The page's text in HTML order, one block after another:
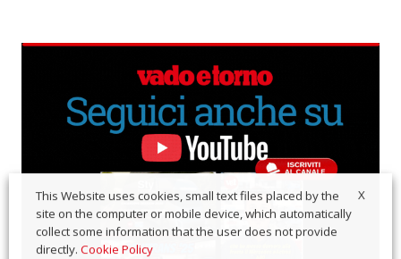
X
This Website uses cookies, small text files placed by the
site on the computer or mobile device, which automatically
collect some information that the user does not provide
directly. Cookie Policy